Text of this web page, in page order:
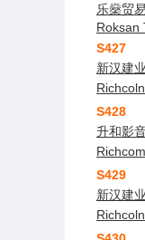
乐燊贸
Roksan
S427
新汉建
S428
升和影
S429
新汉建